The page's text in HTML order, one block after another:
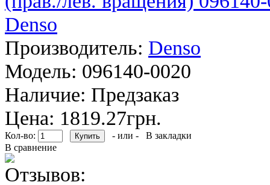
Производитель: Denso
Модель: 096140-0020
Наличие: Предзаказ
Цена: 1819.27грн.
Кол-во: - или -
В закладки
В сравнение